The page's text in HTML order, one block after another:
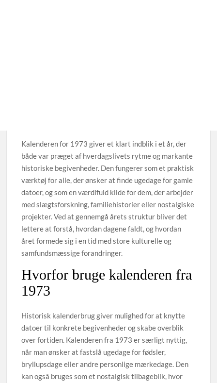
Kalenderen for 1973 giver et klart indblik i et år, der
både var præget af hverdagslivets rytme og markante
historiske begivenheder. Den fungerer som et praktisk
værktøj for alle, der ønsker at finde ugedage for gamle
datoer, og som en værdifuld kilde for dem, der arbejder
med slægtsforskning, familiehistorier eller nostalgiske
projekter. Ved at gennemgå årets struktur bliver det
lettere at forstå, hvordan dagene faldt, og hvordan
året formede sig i en tid med store kulturelle og
samfundsmæssige forandringer.
Hvorfor bruge kalenderen fra
1973
Historisk kalenderbrug giver mulighed for at knytte
datoer til konkrete begivenheder og skabe overblik
over fortiden. Kalenderen fra 1973 er særligt nyttig,
når man ønsker at fastslå ugedage for fødsler,
bryllupsdage eller andre personlige mærkedage. Den
kan også bruges som et nostalgisk tilbageblik, hvor